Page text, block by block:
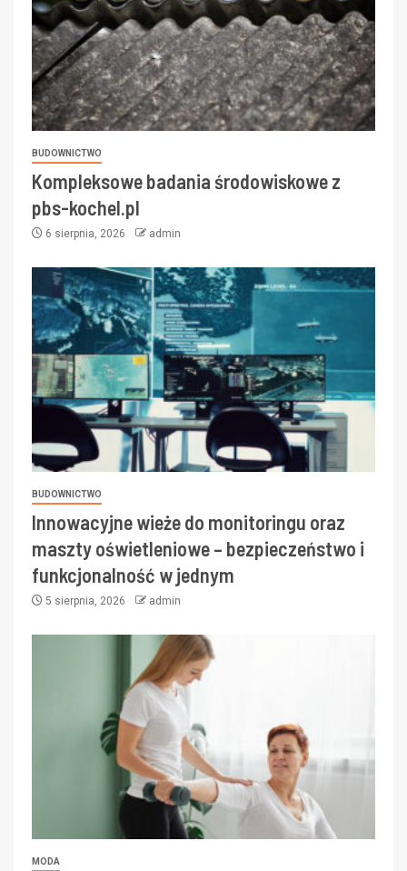
BUDOWNICTWO
Kompleksowe badania środowiskowe z
pbs-kochel.pl
6 sierpnia, 2026 admin
BUDOWNICTWO
Innowacyjne wieże do monitoringu oraz
maszty oświetleniowe – bezpieczeństwo i
funkcjonalność w jednym
5 sierpnia, 2026 admin
MODA